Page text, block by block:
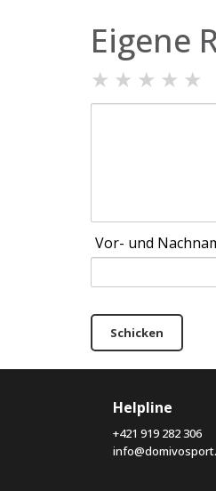
Eigene
★ ★ ★ ★ ★
Vor- und
Schicken
Helpline
+421 919 282 306